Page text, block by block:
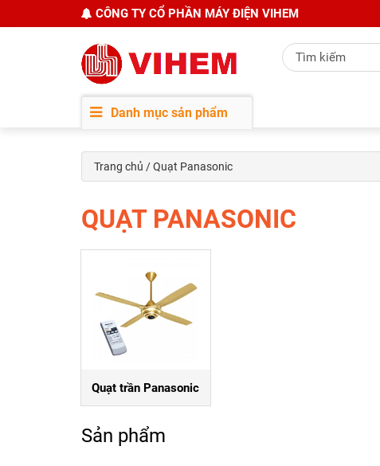
CÔNG TY CỔ PHẦN MÁY ĐIỆN VIHEM
Danh mục sản phẩm
Trang chủ / Quạt Panasonic
QUẠT PANASONIC
Quạt trần Panasonic
Sản phẩm